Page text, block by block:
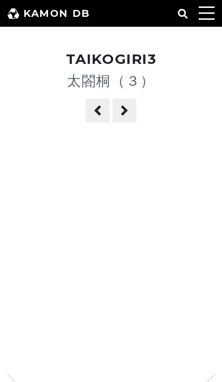
ン
KAMON DB
TAIKOGIRI3
太閤桐（３）